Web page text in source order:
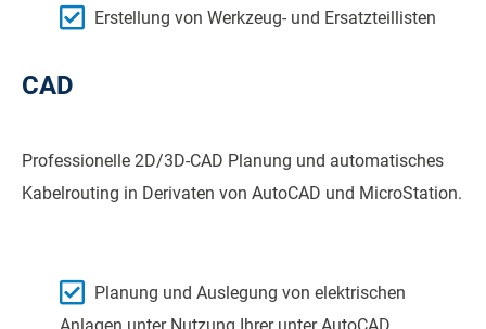
Erstellung von Werkzeug- und Ersatzteillisten
CAD
Professionelle 2D/3D-CAD Planung und automatisches
Kabelrouting in Derivaten von AutoCAD und MicroStation.
Planung und Auslegung von elektrischen